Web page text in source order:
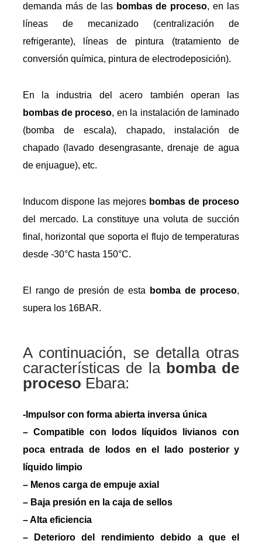
demanda más de las bombas de proceso, en las
líneas de mecanizado (centralización de
refrigerante), líneas de pintura (tratamiento de
conversión química, pintura de electrodeposición).
En la industria del acero también operan las
bombas de proceso, en la instalación de laminado
(bomba de escala), chapado, instalación de
chapado (lavado desengrasante, drenaje de agua
de enjuague), etc.
Inducom dispone las mejores bombas de proceso
del mercado. La constituye una voluta de succión
final, horizontal que soporta el flujo de temperaturas
desde -30°C hasta 150°C.
El rango de presión de esta bomba de proceso,
supera los 16BAR.
A continuación, se detalla otras
características de la bomba de
proceso Ebara:
-Impulsor con forma abierta inversa única
– Compatible con lodos líquidos livianos con
poca entrada de lodos en el lado posterior y
líquido limpio
– Menos carga de empuje axial
– Baja presión en la caja de sellos
– Alta eficiencia
– Deterioro del rendimiento debido a que el